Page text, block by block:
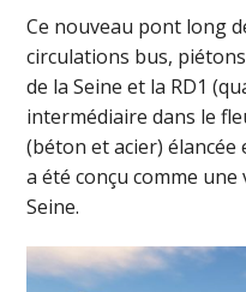
Ce nouveau pont long
circulations bus,
de la Seine et la RD1
intermédiaire dans le
(béton et acier)
a été conçu comme
Seine.